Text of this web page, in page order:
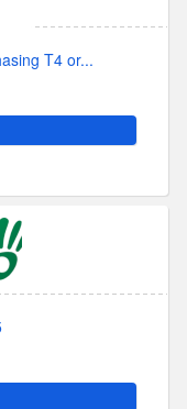
T4 or...